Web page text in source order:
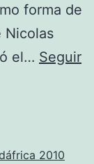
forma de
Nicolas
el… Seguir
2010